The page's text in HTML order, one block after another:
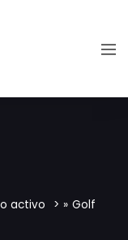
activo » Golf